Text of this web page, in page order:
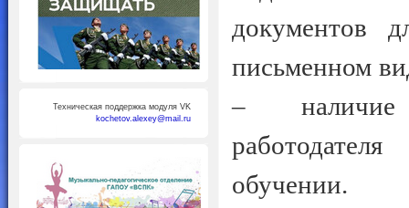
документов
письменном
– наличие
обучении.
Техническая поддержка модуля VK
kochetov.alexey@mail.ru